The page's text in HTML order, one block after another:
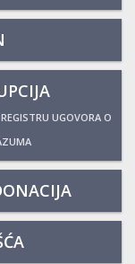
UGOVORA O